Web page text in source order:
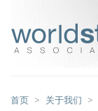
首页 关于我们